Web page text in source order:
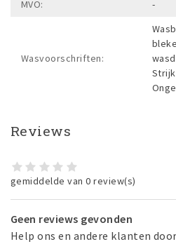
MVO:
-
Wasvoorschriften:
Reviews
gemiddelde van 0 review(s)
Geen reviews gevonden
Help ons en andere klanten